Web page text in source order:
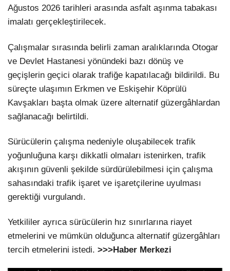
Ağustos 2026 tarihleri arasında asfalt aşınma tabakası
imalatı gerçekleştirilecek.
Çalışmalar sırasında belirli zaman aralıklarında Otogar
ve Devlet Hastanesi yönündeki bazı dönüş ve
geçişlerin geçici olarak trafiğe kapatılacağı bildirildi. Bu
süreçte ulaşımın Erkmen ve Eskişehir Köprülü
Kavşakları başta olmak üzere alternatif güzergâhlardan
sağlanacağı belirtildi.
Sürücülerin çalışma nedeniyle oluşabilecek trafik
yoğunluğuna karşı dikkatli olmaları istenirken, trafik
akışının güvenli şekilde sürdürülebilmesi için çalışma
sahasındaki trafik işaret ve işaretçilerine uyulması
gerektiği vurgulandı.
Yetkililer ayrıca sürücülerin hız sınırlarına riayet
etmelerini ve mümkün olduğunca alternatif güzergâhları
tercih etmelerini istedi. >>>Haber Merkezi